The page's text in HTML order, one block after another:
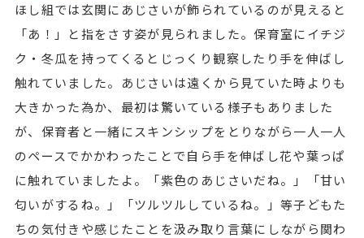
ほし組では玄関にあじさいが飾られているのが見えると
「あ！」と指をさす姿が見られました。保育室にイチジ
ク・冬瓜を持ってくるとじっくり観察したり手を伸ばし
触れていました。あじさいは遠くから見ていた時よりも
大きかった為か、最初は驚いている様子もありました
が、保育者と一緒にスキンシップをとりながら一人一人
のペースでかかわったことで自ら手を伸ばし花や葉っぱ
に触れていましたよ。「紫色のあじさいだね。」「甘い
匂いがするね。」「ツルツルしているね。」等子どもた
ちの気付きや感じたことを汲み取り言葉にしながら関わ